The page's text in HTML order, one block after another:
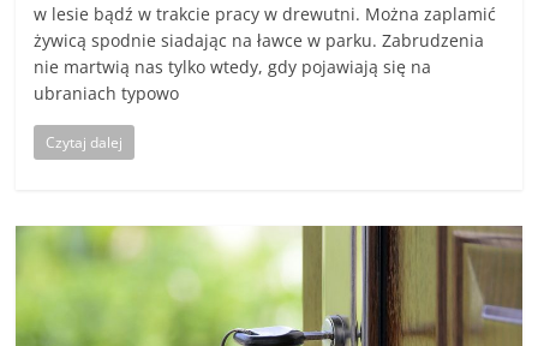
w lesie bądź w trakcie pracy w drewutni. Można zaplamić
żywicą spodnie siadając na ławce w parku. Zabrudzenia
nie martwią nas tylko wtedy, gdy pojawiają się na
ubraniach typowo
Czytaj dalej